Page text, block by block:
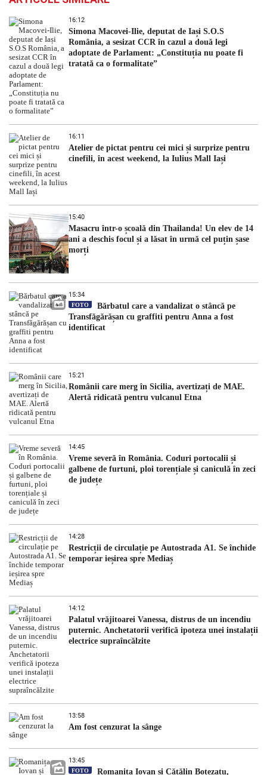
16:12
Simona Macovei-Ilie, deputat de Iași S.O.S
România, a sesizat CCR în cazul a două legi
adoptate de Parlament: „Constituția nu poate fi
tratată ca o formalitate”
16:11
Atelier de pictat pentru cei mici și surprize pentru
cinefili, în acest weekend, la Iulius Mall Iași
15:40
Masacru într-o școală din Thailanda! Un elev de 14
ani a deschis focul și a lăsat în urmă cel puțin șase
morți
15:34
FOTO
Bărbatul care a vandalizat o stâncă pe
Transfăgărășan cu graffiti pentru Anna a fost
identificat
15:21
Românii care merg în Sicilia, avertizați de MAE.
Alertă ridicată pentru vulcanul Etna
14:45
Vreme severă în România. Coduri portocalii și
galbene de furtuni, ploi torențiale și caniculă în zeci
de județe
14:28
Restricții de circulație pe Autostrada A1. Se închide
temporar ieșirea spre Mediaș
14:12
Palatul vrăjitoarei Vanessa, distrus de un incendiu
puternic. Anchetatorii verifică ipoteza unei instalații
electrice supraîncălzite
13:58
Am fost cenzurat la sânge
13:45
FOTO Romanița Iovan și Cătălin Botezatu,